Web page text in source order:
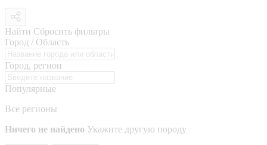
Найти Сбросить фильтры
Город / Область
Город, регион
Популярные
Все регионы
Ничего не найдено Укажите другую породу